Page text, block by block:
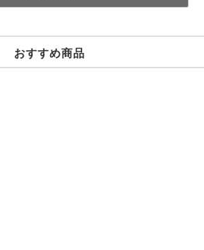
おすすめ商品